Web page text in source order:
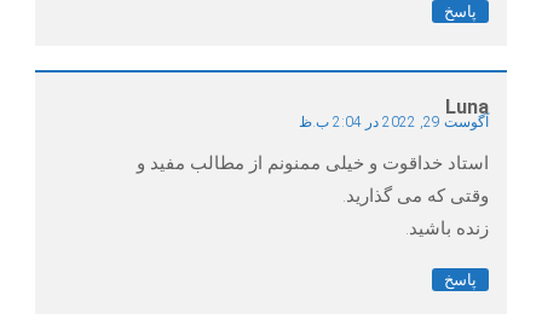
پاسخ
Luna
آگوست 29, 2022 در 2:04 ب.ظ
استاد خداقوت و خیلی ممنونم از مطالب مفید و
وقتی که می گذارید.
زنده باشید.
پاسخ